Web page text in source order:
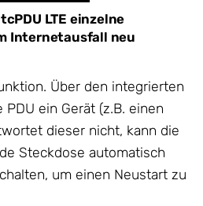
LTE einzelne
Internetausfall neu
Über den integrierten
ein Gerät (z.B. einen
dieser nicht, kann die
Steckdose automatisch
um einen Neustart zu